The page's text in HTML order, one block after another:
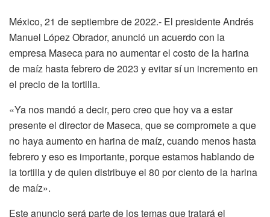
México, 21 de septiembre de 2022.- El presidente Andrés
Manuel López Obrador, anunció un acuerdo con la
empresa Maseca para no aumentar el costo de la harina
de maíz hasta febrero de 2023 y evitar sí un incremento en
el precio de la tortilla.
«Ya nos mandó a decir, pero creo que hoy va a estar
presente el director de Maseca, que se compromete a que
no haya aumento en harina de maíz, cuando menos hasta
febrero y eso es importante, porque estamos hablando de
la tortilla y de quien distribuye el 80 por ciento de la harina
de maíz».
Este anuncio será parte de los temas que tratará el